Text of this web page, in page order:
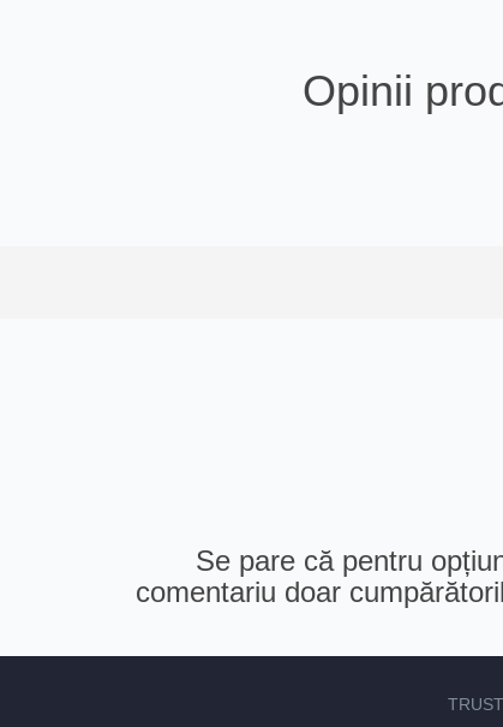
Opinii
Se pare că pentru
comentariu doar